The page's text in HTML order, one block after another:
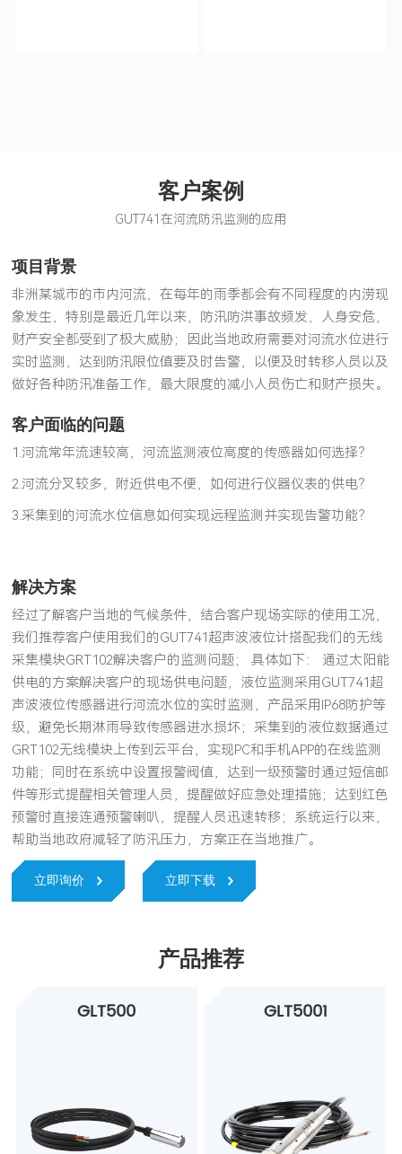
客户案例
GUT741在河流防汛监测的应用
项目背景
非洲某城市的市内河流，在每年的雨季都会有不同程度的内涝现
象发生，特别是最近几年以来，防汛防洪事故频发，人身安危，
财产安全都受到了极大威胁；因此当地政府需要对河流水位进行
实时监测，达到防汛限位值要及时告警，以便及时转移人员以及
做好各种防汛准备工作，最大限度的减小人员伤亡和财产损失。
客户面临的问题
1.河流常年流速较高，河流监测液位高度的传感器如何选择？
2.河流分叉较多，附近供电不便，如何进行仪器仪表的供电？
3.采集到的河流水位信息如何实现远程监测并实现告警功能？
解决方案
经过了解客户当地的气候条件，结合客户现场实际的使用工况，
我们推荐客户使用我们的GUT741超声波液位计搭配我们的无线
采集模块GRT102解决客户的监测问题； 具体如下： 通过太阳能
供电的方案解决客户的现场供电问题，液位监测采用GUT741超
声波液位传感器进行河流水位的实时监测，产品采用IP68防护等
级，避免长期淋雨导致传感器进水损坏；采集到的液位数据通过
GRT102无线模块上传到云平台，实现PC和手机APP的在线监测
功能；同时在系统中设置报警阀值，达到一级预警时通过短信邮
件等形式提醒相关管理人员，提醒做好应急处理措施；达到红色
预警时直接连通预警喇叭，提醒人员迅速转移；系统运行以来，
帮助当地政府减轻了防汛压力，方案正在当地推广。
立即询价 立即下载
产品推荐
GLT500 GLT5001